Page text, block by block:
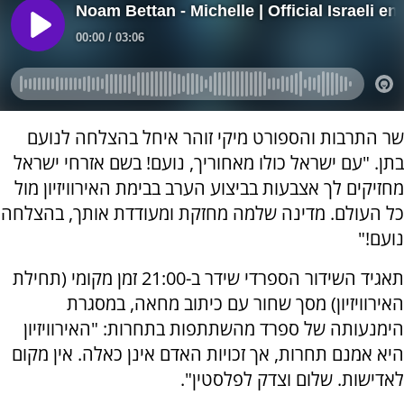
שר התרבות והספורט מיקי זוהר איחל בהצלחה לנועם
בתן. "עם ישראל כולו מאחוריך, נועם! בשם אזרחי ישראל
מחזיקים לך אצבעות בביצוע הערב בבימת האירוויזיון מול
כל העולם. מדינה שלמה מחזקת ומעודדת אותך, בהצלחה
נועם!"
תאגיד השידור הספרדי שידר ב-21:00 זמן מקומי (תחילת
האירוויזיון) מסך שחור עם כיתוב מחאה, במסגרת
הימנעותה של ספרד מהשתתפות בתחרות: "האירוויזיון
היא אמנם תחרות, אך זכויות האדם אינן כאלה. אין מקום
לאדישות. שלום וצדק לפלסטין".